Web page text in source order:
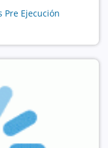
Pre Ejecución